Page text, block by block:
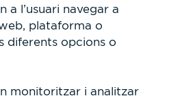
a l’usuari navegar a
plataforma o
diferents opcions o
monitoritzar i analitzar